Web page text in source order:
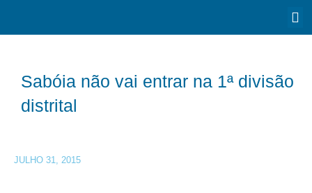
Sabóia não vai entrar na 1ª divisão
distrital
JULHO 31, 2015